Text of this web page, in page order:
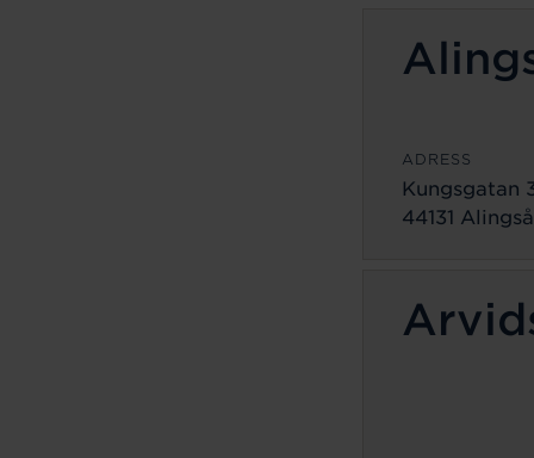
ADRESS
Kungsgatan
44131